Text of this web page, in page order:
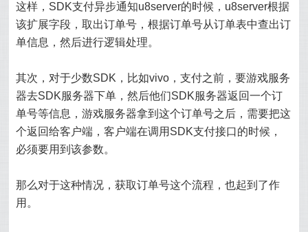
这样，SDK支付异步通知u8server的时候，u8server根据
该扩展字段，取出订单号，根据订单号从订单表中查出订
单信息，然后进行逻辑处理。
其次，对于少数SDK，比如vivo，支付之前，要游戏服务
器去SDK服务器下单，然后他们SDK服务器返回一个订
单号等信息，游戏服务器拿到这个订单号之后，需要把这
个返回给客户端，客户端在调用SDK支付接口的时候，
必须要用到该参数。
那么对于这种情况，获取订单号这个流程，也起到了作
用。